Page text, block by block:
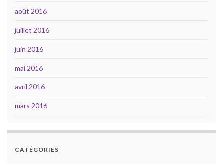
août 2016
juillet 2016
juin 2016
mai 2016
avril 2016
mars 2016
CATÉGORIES